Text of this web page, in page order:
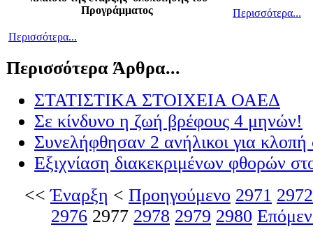
Προγράμματος
Περισσότερα...
Περισσότερα...
Περισσότερα Άρθρα...
ΣΤΑΤΙΣΤΙΚΑ ΣΤΟΙΧΕΙΑ ΟΑΕΔ
Σε κίνδυνο η ζωή βρέφους 4 μηνών!
Συνελήφθησαν 2 ανήλικοι για κλοπή
Εξιχνίαση διακεκριμένων φθορών
<<Έναρξη < Προηγούμενο 2971 2972
2976 2977 2978 2979 2980